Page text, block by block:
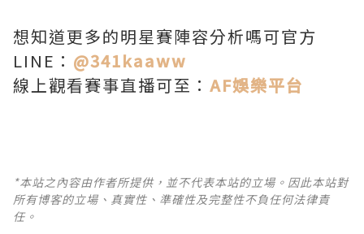
想知道更多的明星賽陣容分析嗎可官方
LINE： @341kaaww
線上觀看賽事直播可至： AF娛樂平台
*本站之內容由作者所提供，並不代表本站的立場。因此本站對
所有博客的立場、真實性、準確性及完整性不負任何法律責
任。